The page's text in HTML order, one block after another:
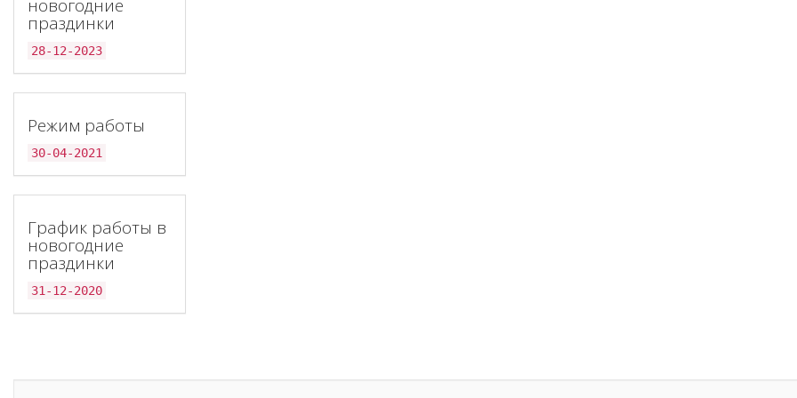
новогодние
праздинки
28-12-2023
Режим работы
30-04-2021
График работы в
новогодние
праздинки
31-12-2020